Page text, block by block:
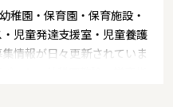
稚園・保育園・保育施設・
児童発達支援室・児童養護
情報が日々更新されていま